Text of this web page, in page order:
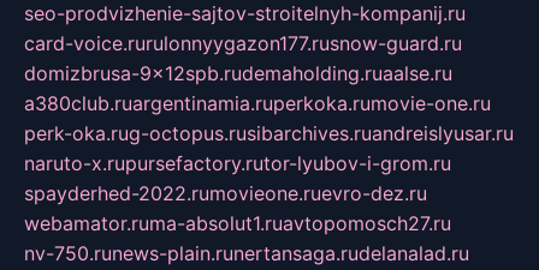
seo-prodvizhenie-sajtov-stroitelnyh-kompanij.ru
card-voice.rurulonnyygazon177.rusnow-guard.ru
domizbrusa-9x12spb.rudemaholding.ruaalse.ru
a380club.ruargentinamia.ruperkoka.rumovie-one.ru
perk-oka.rug-octopus.rusibarchives.ruandreislyusar.ru
naruto-x.rupursefactory.rutor-lyubov-i-grom.ru
spayderhed-2022.rumovieone.ruevro-dez.ru
webamator.ruma-absolut1.ruavtopomosch27.ru
nv-750.runews-plain.runertansaga.rudelanalad.ru